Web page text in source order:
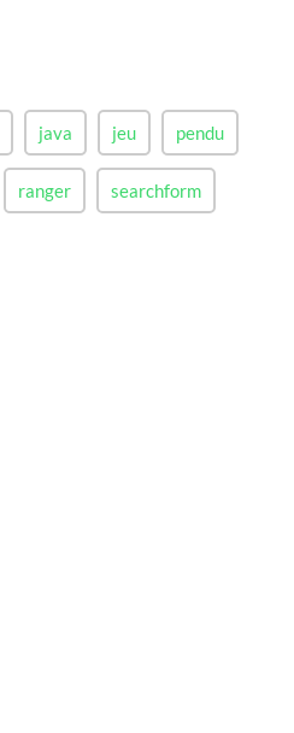
java jeu pendu
ranger searchform